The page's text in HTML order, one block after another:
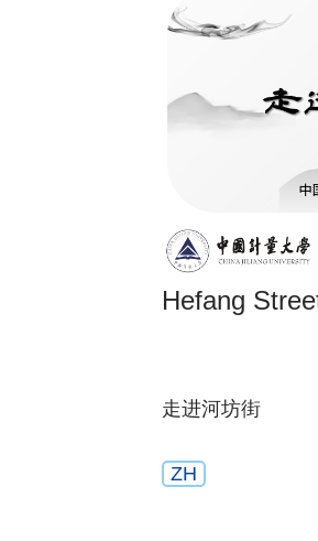
Hefang
走进河坊街
ZH